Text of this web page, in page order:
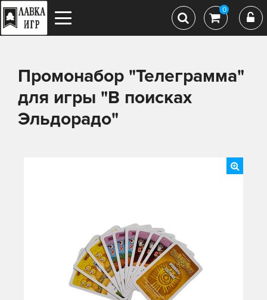
0
Промонабор "Телеграмма"
для игры "В поисках
Эльдорадо"